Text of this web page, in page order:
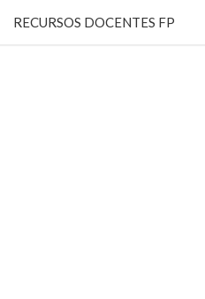
RECURSOS DOCENTES FP